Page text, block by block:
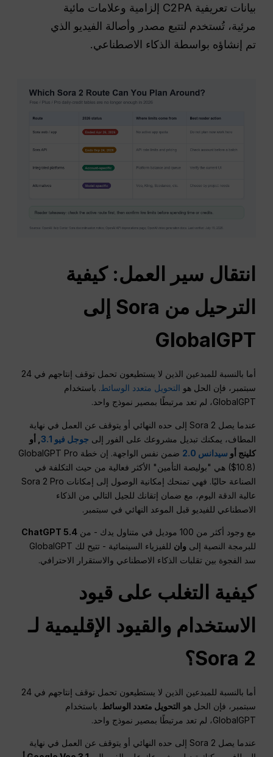
بيانات تعريفية C2PA إلزامية وعلامات مائية
مرئية، تُستخدم لتتبع مصدر وأصالة الفيديو الذي
تم إنشاؤه بواسطة الذكاء الاصطناعي.
انتقال سير العمل: كيفية
الترحيل من Sora إلى
GlobalGPT
أما بالنسبة للمبدعين الذين لا يستطيعون تحمل توقف إنتاجهم في 24
سبتمبر، فإن الحل هو التحويل متعدد الوسائط . باستخدام
GlobalGPT، لم تعد مرتبطًا بمصير نموذج واحد.
عندما يصل Sora 2 إلى حده النهائي أو يتوقف عن العمل في نهاية
المطاف، يمكنك تبديل مشروعك على الفور إلى جوجل فيو 3.1
, أو
كلينج أو سيدانس 2.0
ضمن نفس الواجهة. إن خطة GlobalGPT Pro
($10.8) هي "بوليصة التأمين" الأكثر فعالية من حيث التكلفة في
الصناعة حاليًا. فهي تمنحك إمكانية الوصول إلى إمكانات Sora 2 Pro
عالية الدقة اليوم، مع ضمان إتقانك للجيل التالي من الذكاء
الاصطناعي للفيديو قبل الموعد النهائي في سبتمبر.
مع وجود أكثر من 100 موديل في متناول يدك - من
ChatGPT 5.4
للبرمجة النصية إلى وان
للفيزياء السينمائية - تتيح لك GlobalGPT
سد الفجوة بين تقلبات الذكاء الاصطناعي والاستقرار الاحترافي.
كيفية التغلب على قيود
الاستخدام والقيود الإقليمية لـ
Sora 2؟
أما بالنسبة للمبدعين الذين لا يستطيعون تحمل توقف إنتاجهم في 24
سبتمبر، فإن الحل هو التحويل متعدد الوسائط. باستخدام
GlobalGPT، لم تعد مرتبطًا بمصير نموذج واحد.
عندما يصل Sora 2 إلى حده النهائي أو يتوقف عن العمل في نهاية